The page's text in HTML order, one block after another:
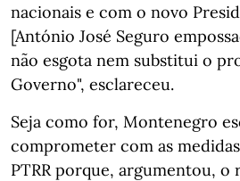
nacionais e com o novo
[António José Seguro
não esgota nem substitui o
Governo", esclareceu.
Seja como for, Montenegro
comprometer com as
PTRR porque, argumentou, o